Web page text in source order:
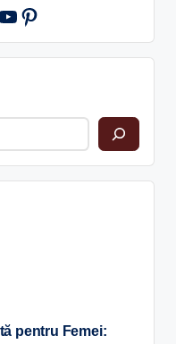
YouTube
Pinterest
pentru Femei: